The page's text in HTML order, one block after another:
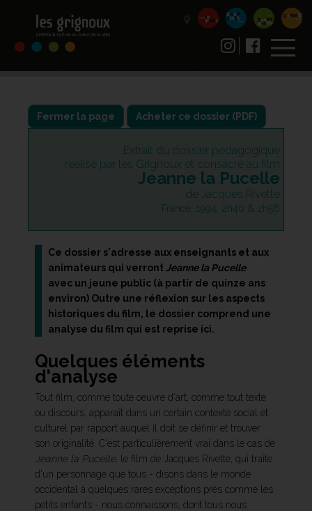
Fermer la page
Extrait du dossier pédagogique
réalisé par les Grignoux et consacré au film
Jeanne la Pucelle
de Jacques Rivette
France, 1994, 2h40 & 2h56
Ce dossier s'adresse aux enseignants et aux
animateurs qui verront Jeanne la Pucelle
avec un jeune public (à partir de quinze ans
environ) Outre une réflexion sur les aspects
historiques du film, le dossier comprend une
analyse du film qui est reprise ici.
Quelques éléments
d'analyse
Tout film, comme toute oeuvre d'art, comme tout texte
ou discours, apparaît dans un certain contexte social et
culturel par rapport auquel il doit se définir et trouver
son originalité. C'est particulièrement vrai dans le cas de
Jeanne la Pucelle, le film de Jacques Rivette, qui traite
d'un personnage que tous - disons dans le monde
occidental à quelques rares exceptions près comme les
petits enfants - nous connaissons, dont tous nous